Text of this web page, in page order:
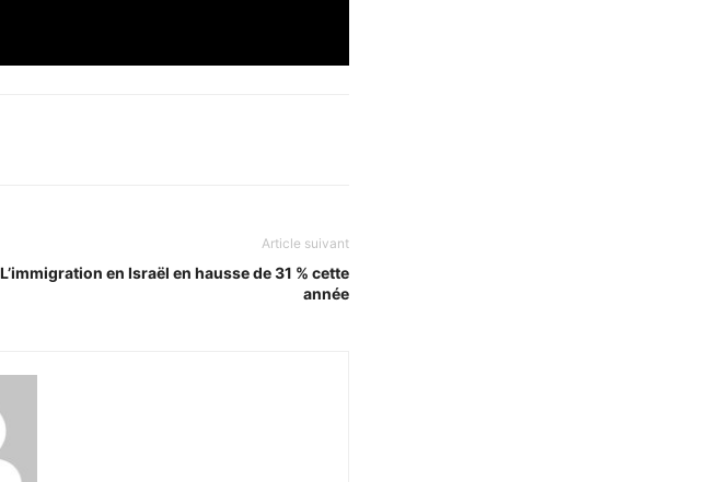
Article suivant
L’immigration en Israël en hausse de 31 % cette
année